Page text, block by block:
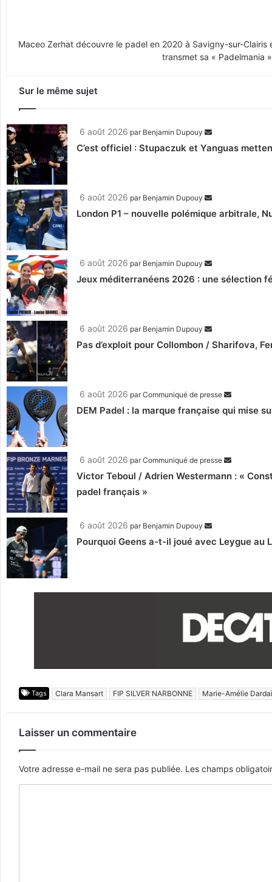
Maceo Zerhat découvre le padel en 2020 à Savigny-sur-
transmet sa « Padelmania
Sur le même sujet
6 août 2026 par Benjamin Dupouy
C’est officiel : Stupaczuk et Yanguas
6 août 2026 par Benjamin Dupouy
London P1 – nouvelle polémique arbitrale,
6 août 2026 par Benjamin Dupouy
Jeux méditerranéens 2026 : une sélection
6 août 2026 par Benjamin Dupouy
Pas d’exploit pour Collombon / Sharifova,
6 août 2026 parCommuniqué de presse
DEM Padel : la marque française qui mise
6 août 2026 parCommuniqué de presse
Victor Teboul / Adrien Westermann : «
padel français »
6 août 2026 par Benjamin Dupouy
Pourquoi Geens a-t-il joué avec Leygue au
Tags Clara Mansart FIP SILVER NARBONNE Marie-Amélie
Laisser un commentaire
Votre adresse e-mail ne sera pas publiée. Les champs